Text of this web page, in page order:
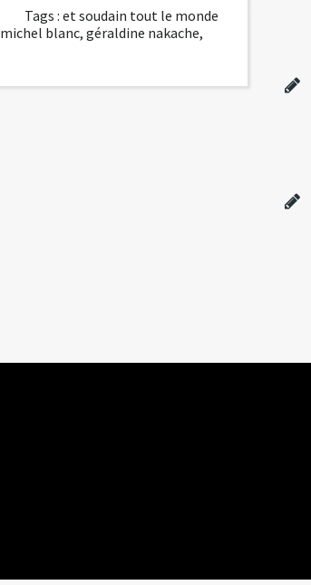
Tags :et soudain tout le monde
michel blanc, géraldine nakache,